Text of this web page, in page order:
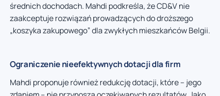
średnich dochodach. Mahdi podkreśla, że CD&V nie
zaakceptuje rozwiązań prowadzących do droższego
„koszyka zakupowego” dla zwykłych mieszkańców Belgii.
Ograniczenie nieefektywnych dotacji dla firm
Mahdi proponuje również redukcję dotacji, które – jego